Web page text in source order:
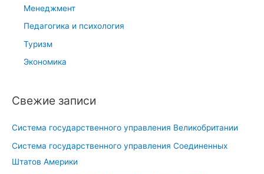
Менеджмент
Педагогика и психология
Туризм
Экономика
Свежие записи
Система государственного управления Великобритании
Система государственного управления Соединенных
Штатов Америки